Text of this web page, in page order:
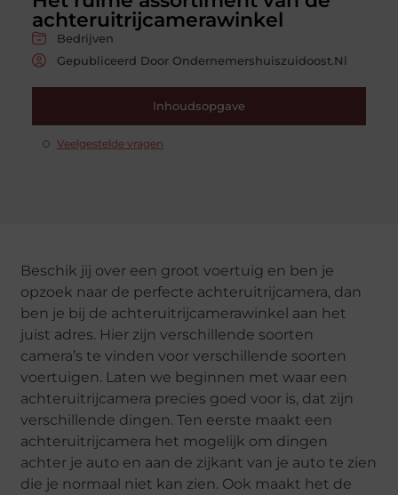
achteruitrijcamerawinkel
Bedrijven
Gepubliceerd Door Ondernemershuiszuidoost.nl
Inhoudsopgave
Veelgestelde vragen
Beschik jij over een groot voertuig en ben je
opzoek naar de perfecte achteruitrijcamera, dan
ben je bij de achteruitrijcamerawinkel aan het
juist adres. Hier zijn verschillende soorten
camera’s te vinden voor verschillende soorten
voertuigen. Laten we beginnen met waar een
achteruitrijcamera precies goed voor is, dat zijn
verschillende dingen. Ten eerste maakt een
achteruitrijcamera het mogelijk om dingen
achter je auto en aan de zijkant van je auto te zien
die je normaal niet kan zien. Ook maakt het de